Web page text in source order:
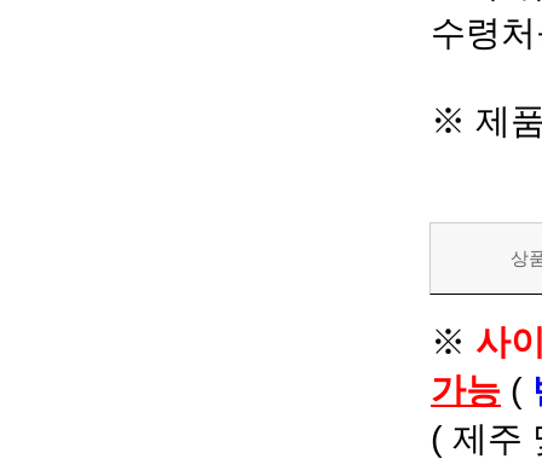
수령
※ 제
상
※ 사
가능 (
( 제주